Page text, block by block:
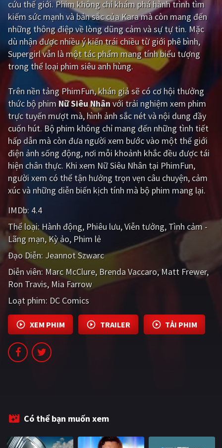
Giật gân Gia đình
Bí ẩn Lịch sử
Viễn Tây Tiểu sử
GameShow
QUỐC GIA
Âu - Mỹ Trung Quốc - Hồng Kông
Hàn Quốc Nhật Bản
Ấn Độ Việt Nam
Tổng hợp
CẬP NHẬT
PHIM MỚI
PHIM BỘ
PHIM LẺ
PHIM CHIẾU RẠP
BLOG
cứu thế giới. Phim không chỉ khám phá hành trình tìm
kiếm sức mạnh và bản sắc của Kara mà còn mang đến
những thông điệp về lòng dũng cảm và sự tự tin. Mặc
dù nhận được nhiều ý kiến trái chiều từ giới phê bình,
Supergirl vẫn là một tác phẩm mang tính biểu tượng
trong thể loại phim siêu anh hùng.
Trên nền tảng PhimFun, khán giả sẽ có cơ hội thưởng
thức bộ phim Nữ Siêu Nhânvới trải nghiệm xem phim
trực tuyến mượt mà, hình ảnh sắc nét và nội dung đầy
cuốn hút. Bộ phim không chỉ mang đến những tình tiết
hấp dẫn mà còn đưa người xem bước vào một thế giới
điện ảnh sống động, nơi mỗi khoảnh khắc đều được tái
hiện chân thực. Khi xem Nữ Siêu Nhân tại PhimFun,
người xem có thể tận hưởng trọn vẹn câu chuyện, cảm
xúc và những diễn biến kịch tính mà bộ phim mang lại.
IMDb: 4.4
Thể loại: Hành động Phiêu lưu Viễn tưởng Tình cảm -
Lãng mạn Kỳ ảo Phim lẻ
Đạo Diễn: Jeannot Szwarc
Diễn viên:Marc McClure Brenda Vaccaro Matt Frewer
Ron Travis Mia Farrow
Loạt phim: DC Comics
XEM PHIM TRAILER TẢI PHIM
Có thể bạn muốn xem